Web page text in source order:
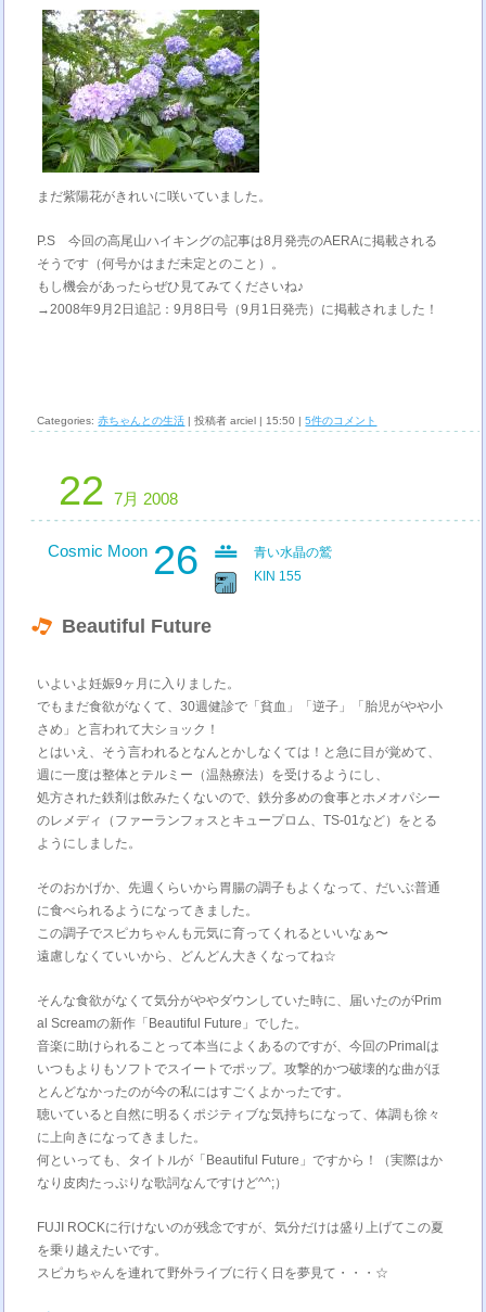
まだ紫陽花がきれいに咲いていました。
P.S 今回の高尾山ハイキングの記事は8月発売のAERAに掲載される
そうです（何号かはまだ未定とのこと）。
もし機会があったらぜひ見てみてくださいね♪
→2008年9月2日追記：9月8日号（9月1日発売）に掲載されました！
Categories:赤ちゃんとの生活 | 投稿者 arciel | 15:50 |5件のコメント
22 7月 2008
Cosmic Moon 26
青い水晶の鷲
KIN 155
Beautiful Future
いよいよ妊娠9ヶ月に入りました。
でもまだ食欲がなくて、30週健診で「貧血」「逆子」「胎児がやや小
さめ」と言われて大ショック！
とはいえ、そう言われるとなんとかしなくては！と急に目が覚めて、
週に一度は整体とテルミー（温熱療法）を受けるようにし、
処方された鉄剤は飲みたくないので、鉄分多めの食事とホメオパシー
のレメディ（ファーランフォスとキュープロム、TS-01など）をとる
ようにしました。
そのおかげか、先週くらいから胃腸の調子もよくなって、だいぶ普通
に食べられるようになってきました。
この調子でスピカちゃんも元気に育ってくれるといいなぁ〜
遠慮しなくていいから、どんどん大きくなってね☆
そんな食欲がなくて気分がややダウンしていた時に、届いたのがPrim
al Screamの新作「Beautiful Future」でした。
音楽に助けられることって本当によくあるのですが、今回のPrimalは
いつもよりもソフトでスイートでポップ。攻撃的かつ破壊的な曲がほ
とんどなかったのが今の私にはすごくよかったです。
聴いていると自然に明るくポジティブな気持ちになって、体調も徐々
に上向きになってきました。
何といっても、タイトルが「Beautiful Future」ですから！（実際はか
なり皮肉たっぷりな歌詞なんですけど^^;）
FUJI ROCKに行けないのが残念ですが、気分だけは盛り上げてこの夏
を乗り越えたいです。
スピカちゃんを連れて野外ライブに行く日を夢見て・・・☆